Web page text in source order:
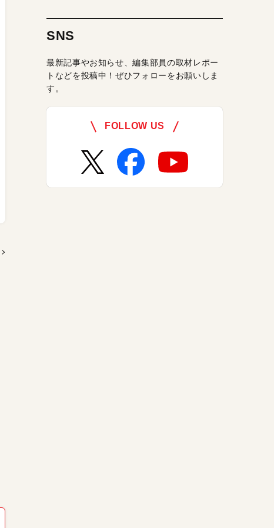
SNS
最新記事やお知らせ、編集部員の取材レポー
トなどを投稿中！ぜひフォローをお願いしま
す。
FOLLOW US